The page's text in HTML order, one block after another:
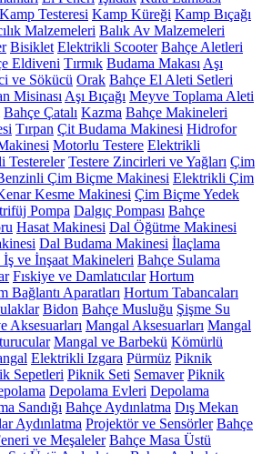
Kamp Testeresi Kamp Küreği Kamp Bıçağı
Malzemeleri Balık Av Malzemeleri
Bisiklet Elektrikli Scooter Bahçe Aletleri
Eldiveni Tırmık Budama Makası Aşı
ve Sökücü Orak Bahçe El Aleti Setleri
Misinası Aşı Bıçağı Meyve Toplama Aleti
Bahçe Çatalı Kazma Bahçe Makineleri
Tırpan Çit Budama Makinesi Hidrofor
Motorlu Testere Elektrikli
Testereler Testere Zincirleri ve Yağları Çim
Çim Biçme Makinesi Elektrikli Çim
Kesme Makinesi Çim Biçme Yedek
Pompa Dalgıç Pompası Bahçe
Hasat Makinesi Dal Öğütme Makinesi
Dal Budama Makinesi İlaçlama
İş ve İnşaat Makineleri Bahçe Sulama
Fıskiye ve Damlatıcılar Hortum
Bağlantı Aparatları Hortum Tabancaları
Bidon Bahçe Musluğu Şişme Su
Aksesuarları Mangal Aksesuarları Mangal
Mangal ve Barbekü Kömürlü
Elektrikli Izgara Pürmüz Piknik
Sepetleri Piknik Seti Semaver Piknik
Depolama Evleri Depolama
Sandığı Bahçe Aydınlatma Dış Mekan
Aydınlatma Projektör ve Sensörler Bahçe
ve Meşaleler Bahçe Masa Üstü